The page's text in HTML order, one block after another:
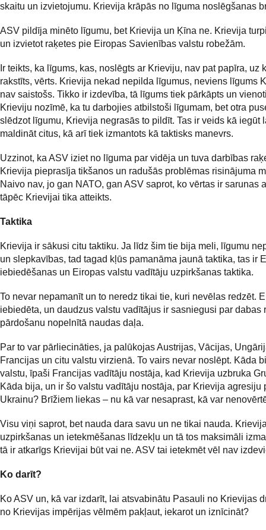
skaitu un izvietojumu. Krievija krāpās no līguma noslēgšanas
ASV pildīja minēto līgumu, bet Krievija un Ķīna ne. Krievija
un izvietot raķetes pie Eiropas Savienības valstu robežām.
Ir teikts, ka līgums, kas, noslēgts ar Krieviju, nav pat papīra, uz
rakstīts, vērts. Krievija nekad nepilda līgumus, neviens līgums
nav saistošs. Tikko ir izdevība, tā līgums tiek pārkāpts un
Krieviju nozīmē, ka tu darbojies atbilstoši līgumam, bet otra
slēdzot līgumu, Krievija negrasās to pildīt. Tas ir veids kā iegūt
maldināt citus, kā arī tiek izmantots kā taktisks manevrs.
Uzzinot, ka ASV iziet no līguma par vidēja un tuva darbības
Krievija pieprasīja tikšanos un radušās problēmas risinājuma
Naivo nav, jo gan NATO, gan ASV saprot, ko vērtas ir sarunas
tāpēc Krievijai tika atteikts.
Taktika
Krievija ir sākusi citu taktiku. Ja līdz šim tie bija meli, līgumu
un slepkavības, tad tagad kļūs pamanāma jaunā taktika, tas ir
iebiedēšanas un Eiropas valstu vadītāju uzpirkšanas taktika.
To nevar nepamanīt un to neredz tikai tie, kuri nevēlas redzēt.
iebiedēta, un daudzus valstu vadītājus ir sasniegusi par dabas
pārdošanu nopelnītā naudas daļa.
Par to var pārliecināties, ja palūkojas Austrijas, Vācijas,
Francijas un citu valstu virzienā. To vairs nevar noslēpt. Kāda
valstu, īpaši Francijas vadītāju nostāja, kad Krievija uzbruka
Kāda bija, un ir šo valstu vadītāju nostāja, par Krievija agresiju
Ukrainu? Brīžiem liekas – nu kā var nesaprast, kā var
Visu viņi saprot, bet nauda dara savu un ne tikai nauda.
uzpirkšanas un ietekmēšanas līdzekļu un tā tos maksimāli
tā ir atkarīgs Krievijai būt vai ne. ASV tai ietekmēt vēl nav
Ko darīt?
Ko ASV un, kā var izdarīt, lai atsvabinātu Pasauli no Krievijas
no Krievijas impērijas vēlmēm pakļaut, iekarot un iznīcināt?